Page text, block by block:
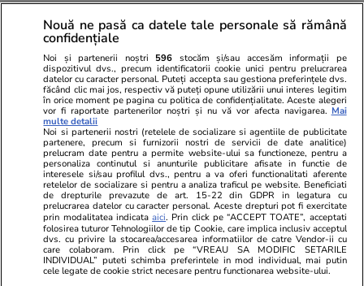
Stiri Mondene 13:59
Adina Halas a învățat să
meargă pe bicicletă la 46 de
ani: „Primul pas nu trebuie să
fie perfect”
Stiri Mondene 13:36
Vedete din România care nu au
studii superioare. Și-au
construit cariere de succes fără
diplomă
Nouă ne pasă ca datele tale personale să rămână
confidențiale
Noi și partenerii noștri 596 stocăm și/sau accesăm informații pe
dispozitivul dvs., precum identificatorii cookie unici pentru prelucrarea
datelor cu caracter personal. Puteți accepta sau gestiona preferințele dvs.
făcând clic mai jos, respectiv vă puteți opune utilizării unui interes legitim
în orice moment pe pagina cu politica de confidențialitate. Aceste alegeri
vor fi raportate partenerilor noștri și nu vă vor afecta navigarea. Mai
multe detalii
Noi si partenerii nostri (retelele de socializare si agentiile de publicitate
partenere, precum si furnizorii nostri de servicii de date analitice)
prelucram date pentru a permite website-ului sa functioneze, pentru a
personaliza continutul si anunturile publicitare afisate in functie de
interesele si/sau profilul dvs., pentru a va oferi functionalitati aferente
retelelor de socializare si pentru a analiza traficul pe website. Beneficiati
de drepturile prevazute de art. 15-22 din GDPR in legatura cu
prelucrarea datelor cu caracter personal. Aceste drepturi pot fi exercitate
prin modalitatea indicataaici. Prin click pe “ACCEPT TOATE”, acceptati
folosirea tuturor Tehnologiilor de tip Cookie, care implica inclusiv acceptul
dvs. cu privire la stocarea/accesarea informatiilor de catre Vendor-ii cu
care colaboram. Prin click pe “VREAU SA MODIFIC SETARILE
INDIVIDUAL” puteti schimba preferintele in mod individual, mai putin
cele legate de cookie strict necesare pentru functionarea website-ului.